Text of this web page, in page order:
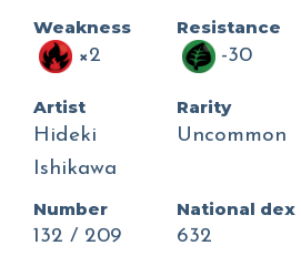
Weakness
×2
Resistance
-30
Artist
Hideki
Ishikawa
Rarity
Uncommon
Number
132 / 209
National dex
632